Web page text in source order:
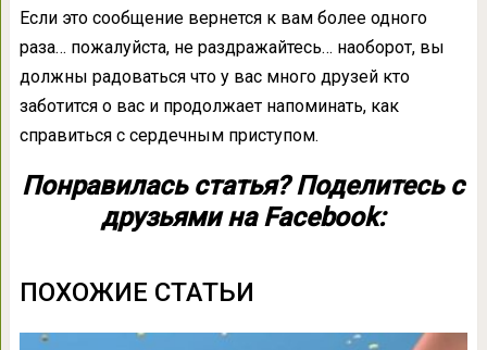
Если это сообщение вернется к вам более одного
раза… пожалуйста, не раздражайтесь… наоборот, вы
должны радоваться что у вас много друзей кто
заботится о вас и продолжает напоминать, как
справиться с сердечным приступом.
Понравилась статья? Поделитесь с
друзьями на Facebook:
ПОХОЖИЕ СТАТЬИ